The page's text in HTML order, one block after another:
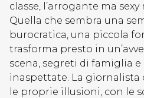
classe, l’arrogante ma
Quella che sembra una
burocratica, una piccola
trasforma presto in
scena, segreti di famiglia e
inaspettate. La giornalista
le proprie illusioni, con le